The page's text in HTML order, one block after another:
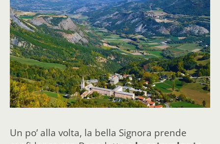
Un po’ alla volta, la bella Signora prende